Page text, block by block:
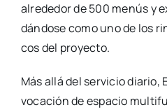
alre­de­dor de 500 menús y
dán­do­se como uno de los
cos del pro­yec­to.
Más allá del ser­vi­cio dia­rio,
voca­ción de espa­cio